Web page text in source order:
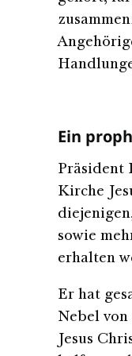
Ein
Präsident
Kirche
sowie
erhalten
Er hat
Nebel
Jesus